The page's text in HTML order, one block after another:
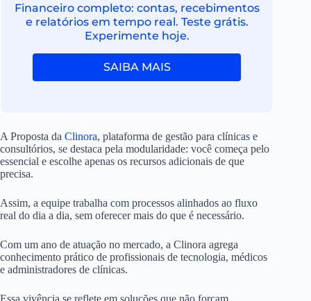
Financeiro completo: contas, recebimentos
e relatórios em tempo real. Teste grátis.
Experimente hoje.
SAIBA MAIS
A Proposta da Clinora, plataforma de gestão para clínicas e
consultórios, se destaca pela modularidade: você começa pelo
essencial e escolhe apenas os recursos adicionais de que
precisa.
Assim, a equipe trabalha com processos alinhados ao fluxo
real do dia a dia, sem oferecer mais do que é necessário.
Com um ano de atuação no mercado, a Clinora agrega
conhecimento prático de profissionais de tecnologia, médicos
e administradores de clínicas.